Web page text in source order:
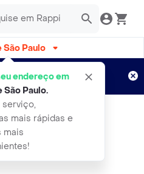
São Paulo
endereço em
São Paulo.
serviço,
mais rápidas e
mais
por 15 dias!
Aplicam T&C